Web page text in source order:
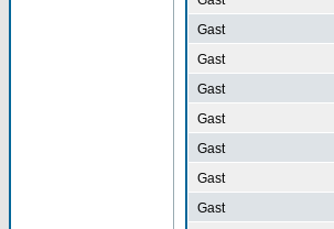
Gast
Gast
Gast
Gast
Gast
Gast
Gast